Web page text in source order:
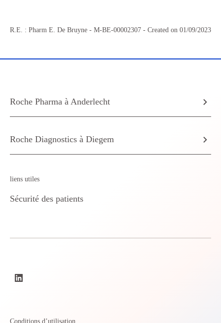
R.E. : Pharm E. De Bruyne - M-BE-00002307 - Created on 01/09/2023
Roche Pharma à Anderlecht
Roche Diagnostics à Diegem
liens utiles
Sécurité des patients
Conditions d’utilisation